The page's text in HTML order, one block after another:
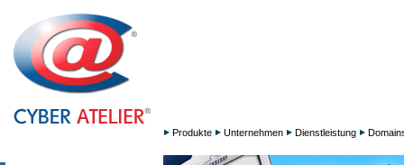
Produkte Unternehmen Dienstleistung